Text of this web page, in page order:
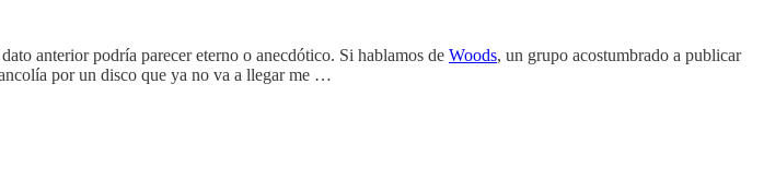
anterior podría parecer eterno o anecdótico. Si hablamos de Woods, un grupo acostumbrado a publicar
por un disco que ya no va a llegar me …